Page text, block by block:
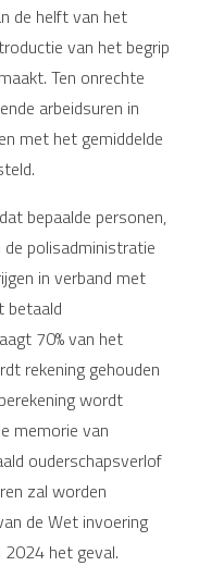
de helft van het
van het begrip
Ten onrechte
arbeidsuren in
met het gemiddelde
bepaalde personen,
polisadministratie
in verband met
betaald
70% van het
rekening gehouden
wordt
memorie van
ouderschapsverlof
zal worden
de Wet invoering
2024 het geval.